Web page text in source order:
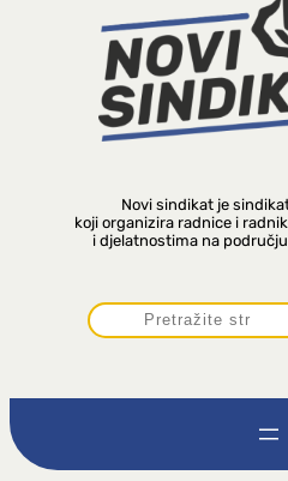
Novi sindikat je
koji organizira radnice i
i djelatnostima na
P
r